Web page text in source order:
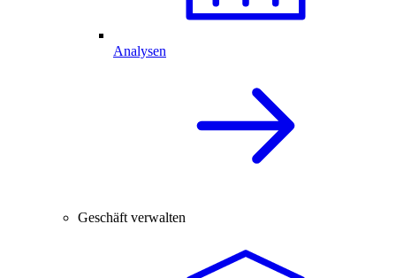
Analysen
Geschäft verwalten